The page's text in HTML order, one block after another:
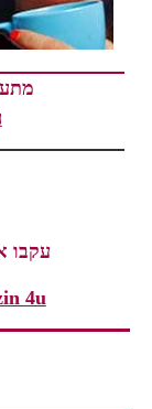
עקבו
4u